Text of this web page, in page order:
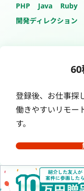
PHP Java Ruby
開発ディレクション
60
登録後、お仕事探
働きやすいリモー
す。